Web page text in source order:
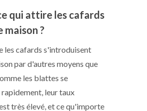
qui attire les cafards
maison ?
les cafards s'introduisent
par d'autres moyens que
les blattes se
leur taux
très élevé, et ce qu'importe